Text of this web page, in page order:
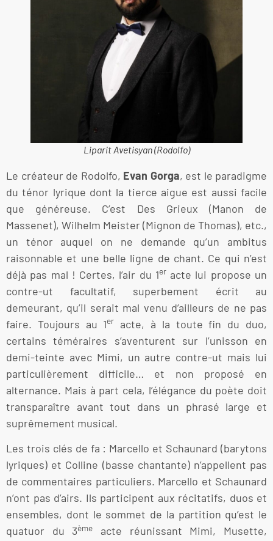
Liparit Avetisyan (Rodolfo)
Le créateur de Rodolfo, Evan Gorga, est le paradigme
du ténor lyrique dont la tierce aigue est aussi facile
que généreuse. C’est Des Grieux (Manon de
Massenet), Wilhelm Meister (Mignon de Thomas), etc.,
un ténor auquel on ne demande qu’un ambitus
raisonnable et une belle ligne de chant. Ce qui n’est
déjà pas mal ! Certes, l’air du 1eracte lui propose un
contre-ut facultatif, superbement écrit au
demeurant, qu’il serait mal venu d’ailleurs de ne pas
faire. Toujours au 1er
acte, à la toute fin du duo,
certains téméraires s’aventurent sur l’unisson en
demi-teinte avec Mimi, un autre contre-ut mais lui
particulièrement difficile… et non proposé en
alternance. Mais à part cela, l’élégance du poète doit
transparaître avant tout dans un phrasé large et
suprêmement musical.
Les trois clés de fa : Marcello et Schaunard (barytons
lyriques) et Colline (basse chantante) n’appellent pas
de commentaires particuliers. Marcello et Schaunard
n’ont pas d’airs. Ils participent aux récitatifs, duos et
ensembles, dont le sommet de la partition qu’est le
quatuor du 3ème
acte réunissant Mimi, Musette,